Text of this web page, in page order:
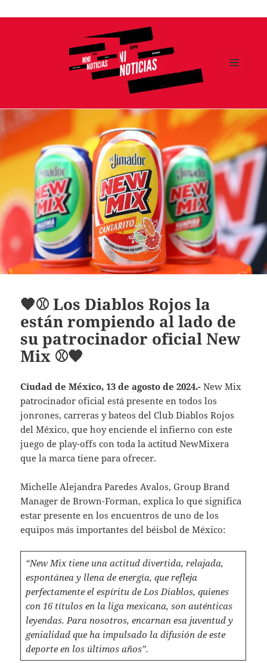
Ir
🧡⚾ Los Diablos Rojos la
están rompiendo al lado de
su patrocinador oficial New
Mix ⚾🧡
Ciudad de México, 13 de agosto de 2024.-New Mix
patrocinador oficial está presente en todos los
jonrones, carreras y bateos del Club Diablos Rojos
del México, que hoy enciende el infierno con este
juego de play-offs con toda la actitud NewMixera
que la marca tiene para ofrecer.
Michelle Alejandra Paredes Avalos, Group Brand
Manager de Brown-Forman, explica lo que significa
estar presente en los encuentros de uno de los
equipos más importantes del béisbol de México:
“New Mix tiene una actitud divertida, relajada,
espontánea y llena de energía, que refleja
perfectamente el espíritu de Los Diablos, quienes
con 16 títulos en la liga mexicana, son auténticas
leyendas. Para nosotros, encarnan esa juventud y
genialidad que ha impulsado la difusión de este
deporte en los últimos años”.